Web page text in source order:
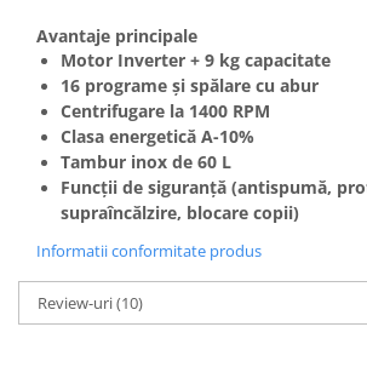
Avantaje principale
Motor Inverter + 9 kg capacitate
16 programe și spălare cu abur
Centrifugare la 1400 RPM
Clasa energetică A-10%
Tambur inox de 60 L
Funcții de siguranță (antispumă,
supraîncălzire, blocare copii)
Informatii conformitate produs
Review-uri(10)